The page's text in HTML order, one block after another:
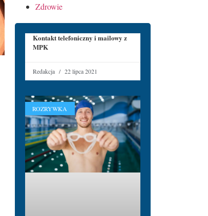
Zdrowie
Kontakt telefoniczny i mailowy z
MPK
Redakcja 22 lipca 2021
ROZRYWKA